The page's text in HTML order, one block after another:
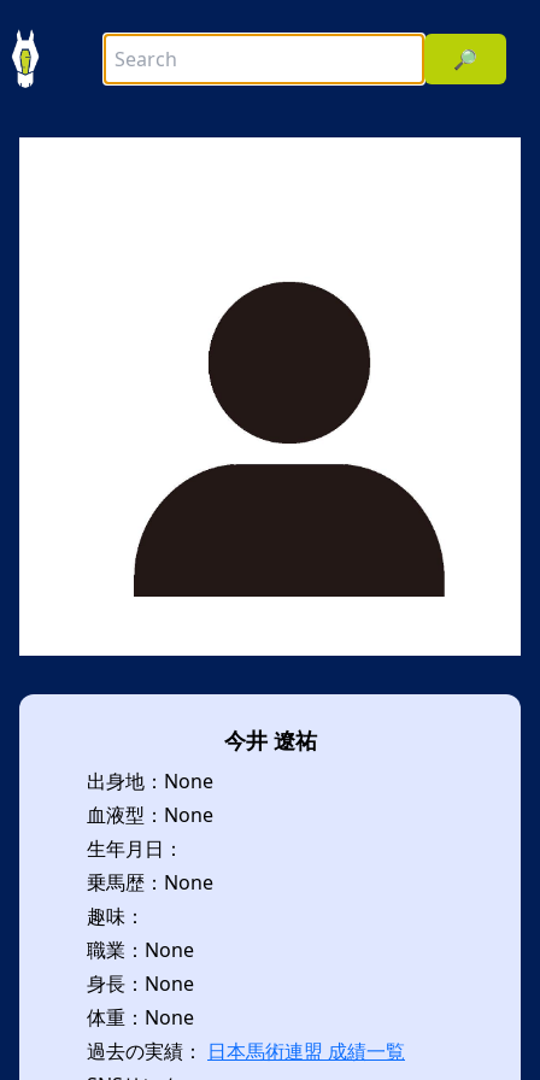
🔎
今井 遼祐
出身地：None
血液型：None
生年月日：
乗馬歴：None
趣味：
職業：None
身長：None
体重：None
過去の実績： 日本馬術連盟 成績一覧